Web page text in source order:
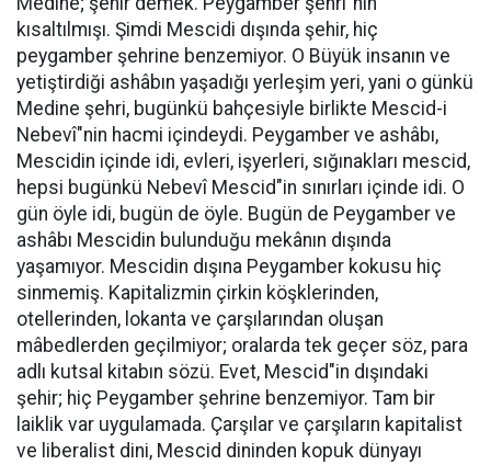
kısaltılmışı. Şimdi Mescidi dışında şehir, hiç
peygamber şehrine benzemiyor. O Büyük insanın ve
yetiştirdiği ashâbın yaşadığı yerleşim yeri, yani o günkü
Medine şehri, bugünkü bahçesiyle birlikte Mescid-i
Nebevî"nin hacmi içindeydi. Peygamber ve ashâbı,
Mescidin içinde idi, evleri, işyerleri, sığınakları mescid,
hepsi bugünkü Nebevî Mescid"in sınırları içinde idi. O
gün öyle idi, bugün de öyle. Bugün de Peygamber ve
ashâbı Mescidin bulunduğu mekânın dışında
yaşamıyor. Mescidin dışına Peygamber kokusu hiç
sinmemiş. Kapitalizmin çirkin köşklerinden,
otellerinden, lokanta ve çarşılarından oluşan
mâbedlerden geçilmiyor; oralarda tek geçer söz, para
adlı kutsal kitabın sözü. Evet, Mescid"in dışındaki
şehir; hiç Peygamber şehrine benzemiyor. Tam bir
laiklik var uygulamada. Çarşılar ve çarşıların kapitalist
ve liberalist dini, Mescid dininden kopuk dünyayı